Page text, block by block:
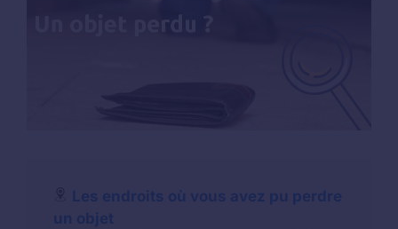
Les endroits où vous avez pu perdre
un objet